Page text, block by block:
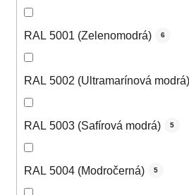
RAL 5001 (Zelenomodrá) 6
RAL 5002 (Ultramarínová modrá)
RAL 5003 (Safírová modrá) 5
RAL 5004 (Modročerná) 5